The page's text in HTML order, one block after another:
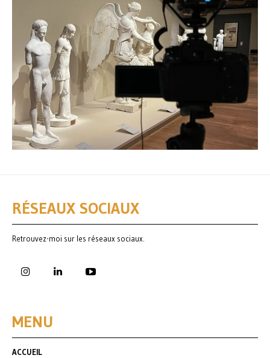
RÉSEAUX SOCIAUX
Retrouvez-moi sur les réseaux sociaux.
MENU
ACCUEIL